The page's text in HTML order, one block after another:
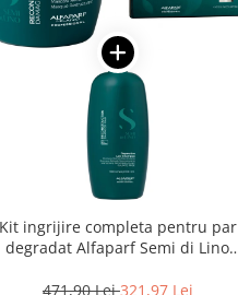
Kit ingrijire completa pentru par
degradat Alfaparf Semi di Lino
471,90 Lei321,97 Lei